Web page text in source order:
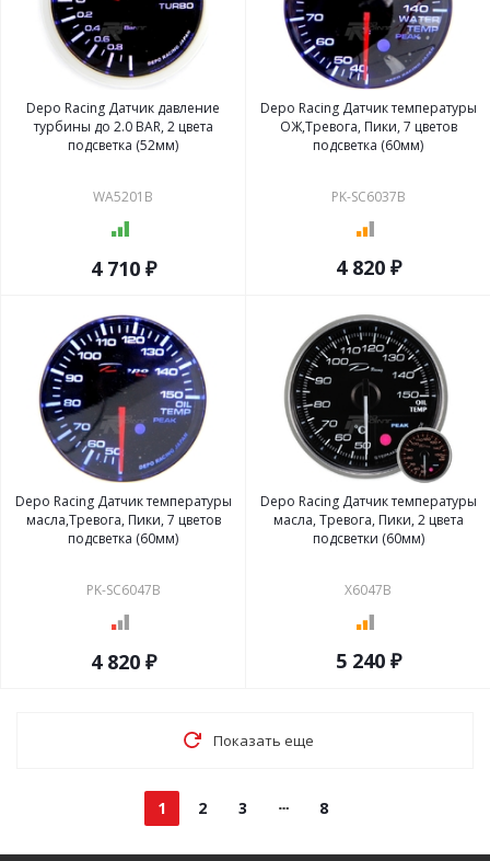
Depo Racing Датчик давление
турбины до 2.0 BAR, 2 цвета
подсветка (52мм)
WA5201B
4 710 ₽
Depo Racing Датчик температуры
ОЖ,Тревога, Пики, 7 цветов
подсветка (60мм)
PK-SC6037B
4 820 ₽
Depo Racing Датчик температуры
масла,Тревога, Пики, 7 цветов
подсветка (60мм)
PK-SC6047B
4 820 ₽
Depo Racing Датчик температуры
масла, Тревога, Пики, 2 цвета
подсветки (60мм)
X6047B
5 240 ₽
Показать еще
1 2 3 8